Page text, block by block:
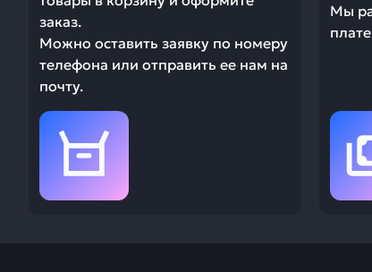
заказ.
Можно оставить заявку по номеру
телефона или отправить ее нам на
почту.
Мы